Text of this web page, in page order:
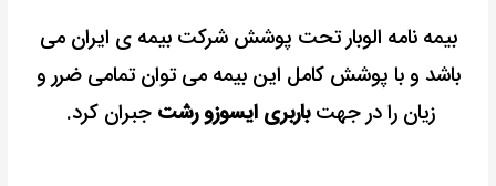
بیمه نامه الوبار تحت پوشش شرکت بیمه ی ایران می
باشد و با پوشش کامل این بیمه می توان تمامی ضرر و
زیان را در جهتباربری ایسوزو رشت جبران کرد.